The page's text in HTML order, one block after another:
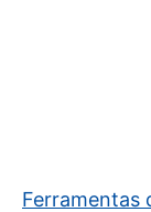
Ferramentas